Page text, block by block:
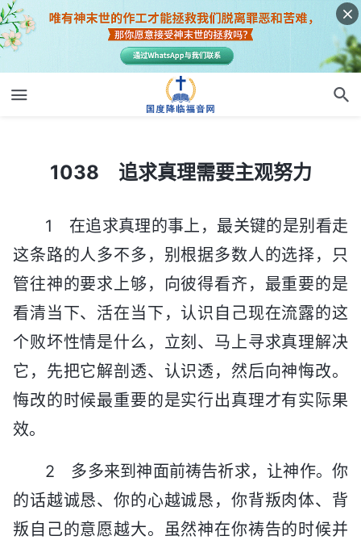
1038 追求真理需要主观努力
1 在追求真理的事上，最关键的是别看走
这条路的人多不多，别根据多数人的选择，只
管往神的要求上够，向彼得看齐，最重要的是
看清当下、活在当下，认识自己现在流露的这
个败坏性情是什么，立刻、马上寻求真理解决
它，先把它解剖透、认识透，然后向神悔改。
悔改的时候最重要的是实行出真理才有实际果
效。
2 多多来到神面前祷告祈求，让神作。你
的话越诚恳、你的心越诚恳，你背叛肉体、背
叛自己的意愿越大。虽然神在你祷告的时候并